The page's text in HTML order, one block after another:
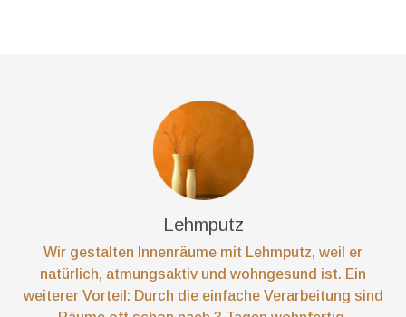
Lehmputz
Wir gestalten Innenräume mit Lehmputz, weil er
natürlich, atmungsaktiv und wohngesund ist. Ein
weiterer Vorteil: Durch die einfache Verarbeitung sind